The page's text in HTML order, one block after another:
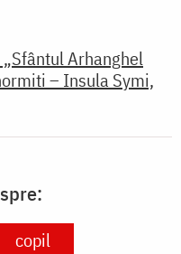
Arhanghel
– Insula Symi,
copil